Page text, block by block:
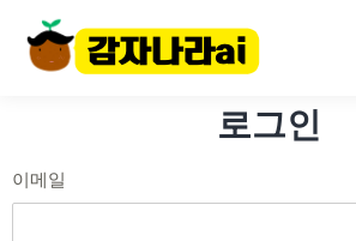
로그인
이메일